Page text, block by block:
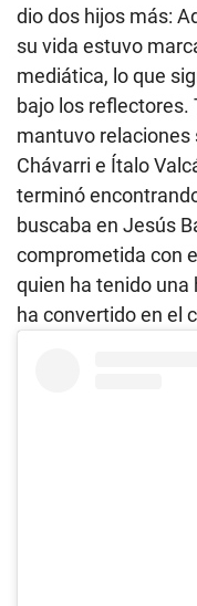
dio dos hijos más:
su vida estuvo
mediática, lo que
bajo los reflectores.
mantuvo
Chávarri e Ítalo
terminó
buscaba en Jesús
comprometida con
quien ha tenido una
ha convertido en el